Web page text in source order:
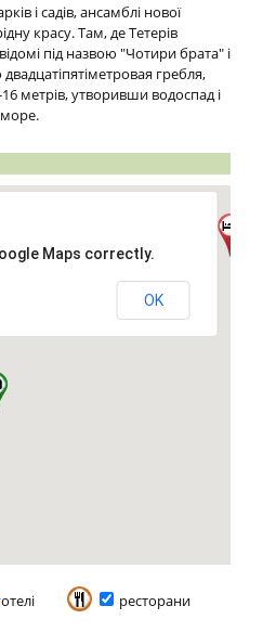
і садів, ансамблі нової
красу. Там, де Тетерів
під назвою "Чотири брата" і
гребля,
метрів, утворивши водоспад і
Maps correctly.
OK
ресторани